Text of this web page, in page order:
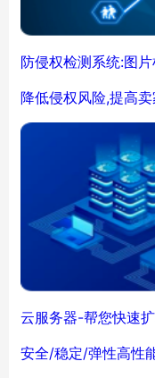
防侵权检测系统:图
降低侵权风险,提高
云服务器-帮您快速
安全/稳定/弹性高性